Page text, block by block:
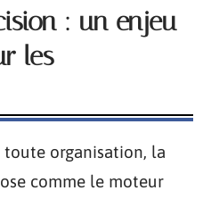
: un enjeu
les
toute organisation, la
comme le moteur